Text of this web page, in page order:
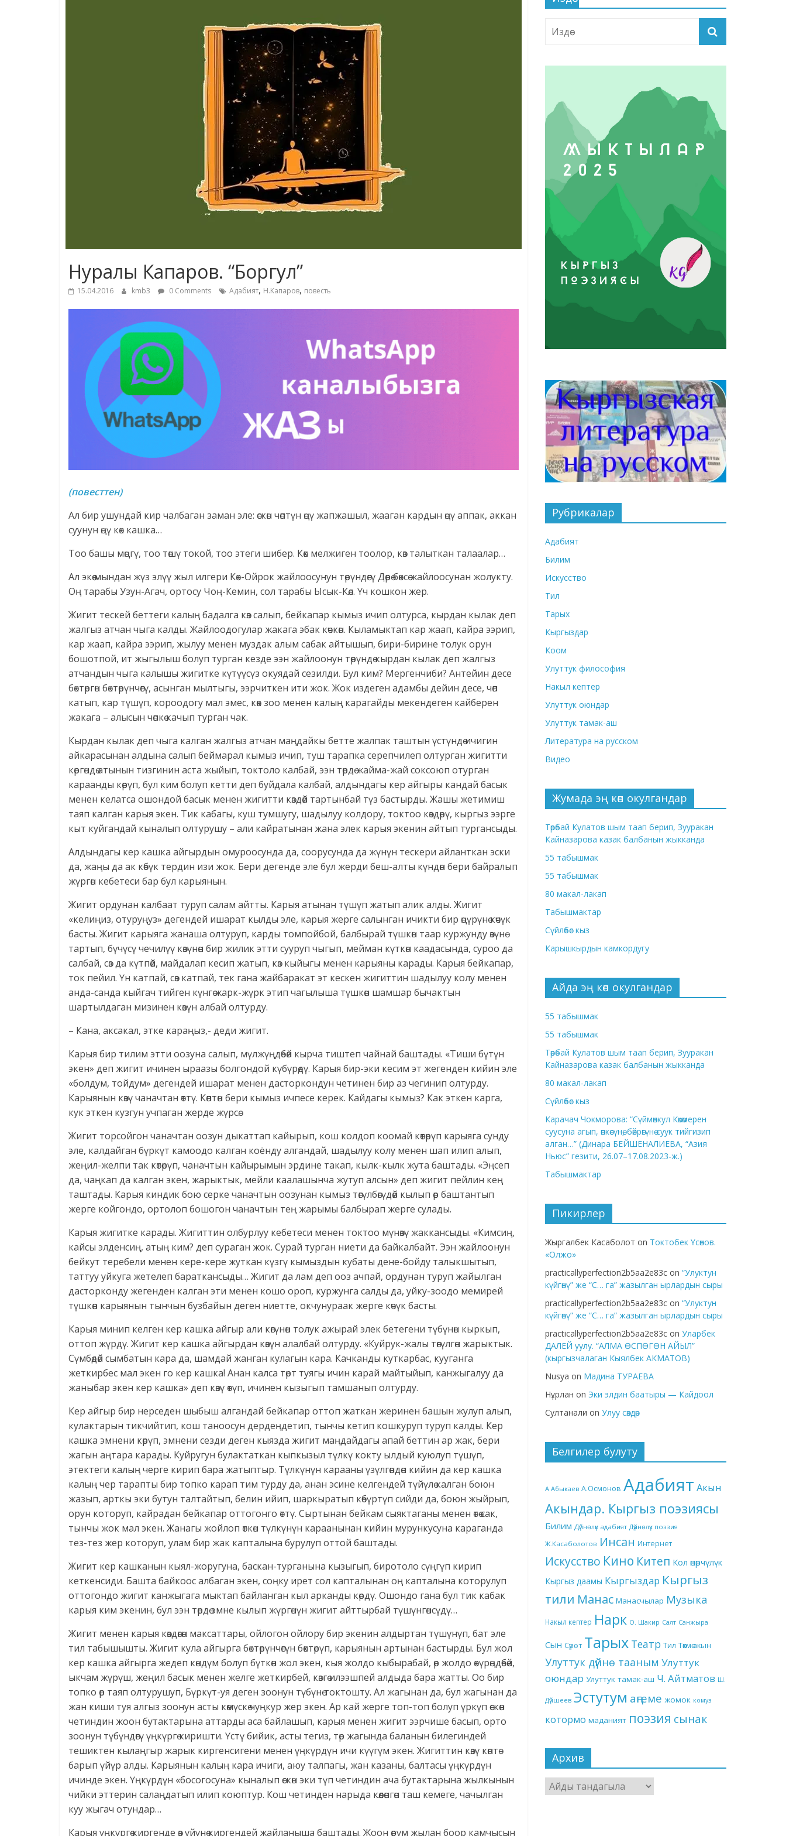
Нуралы Капаров. “Боргул”
15.04.2016 kmb3 0 Comments Адабият, Н.Капаров, повесть
(повесттен)
Ал бир ушундай кир чалбаган заман эле: өскөн чөптүн өңү жапжашыл, жааган кардын өңү аппак, аккан
суунун өңү көк кашка…
Тоо башы мөңгү, тоо төшү токой, тоо этеги шибер. Көк мелжиген тоолор, көз талыткан талаалар…
Ал экөө мындан жүз элүү жыл илгери Көк-Ойрок жайлоосунун төрүндөгү Дөрө бөксө жайлоосунан жолукту.
Оң тарабы Узун-Агач, ортосу Чоң-Кемин, сол тарабы Ысык-Көл. Үч кошкон жер.
Жигит тескей беттеги калың бадалга көз салып, бейкапар кымыз ичип олтурса, кырдан кылак деп
жалгыз атчан чыга калды. Жайлоодогулар жакага эбак көчкөн. Кыламыктап кар жаап, кайра ээрип,
кар жаап, кайра ээрип, жылуу менен муздак алым сабак айтышып, бири-бирине толук орун
бошотпой, ит жыгылыш болуп турган кезде ээн жайлоонун төрүндө кырдан кылак деп жалгыз
атчандын чыга калышы жигитке күтүүсүз окуядай сезилди. Бул ким? Мергенчиби? Антейин десе
бөктөргөн бөктөрүнчөгү, асынган мылтыгы, ээрчиткен ити жок. Жок издеген адамбы дейин десе, чөп
катып, кар түшүп, короодогу мал эмес, көк зоо менен калың карагайды мекендеген кайберен
жакага – алысын чөпкө качып турган чак.
Кырдан кылак деп чыга калган жалгыз атчан маңдайкы бетте жалпак таштын үстүндө ичигин
айкарасынан алдына салып беймарал кымыз ичип, туш тарапка серепчилеп олтурган жигитти
көргөндө атынын тизгинин аста жыйып, токтоло калбай, ээн төрдө жайма-жай соксоюп отурган
караанды көрүп, бул ким болуп кетти деп буйдала калбай, алдындагы кер айгыры кандай басык
менен келатса ошондой басык менен жигитти көздөй тартынбай түз бастырды. Жашы жетимиш
таяп калган карыя экен. Тик кабагы, куш тумшугу, шадылуу колдору, токтоо көздөрү, кыргыз ээрге
кыт куйгандай кыналып олтурушу – али кайратынан жана элек карыя экенин айтып тургансыды.
Алдындагы кер кашка айгырдын омуроосунда да, соорусунда да жүнүн тескери айланткан эски
да, жаңы да ак көбүк тердин изи жок. Бери дегенде эле бул жерди беш-алты күндөн бери байралып
жүргөн кебетеси бар бул карыянын.
Жигит ордунан калбаат туруп салам айтты. Карыя атынан түшүп жатып алик алды. Жигит
«келиңиз, отуруңуз» дегендей ишарат кылды эле, карыя жерге салынган ичикти бир өңүрүнө көчүк
басты. Жигит карыяга жанаша олтуруп, карды томпойбой, балбырай түшкөн таар куржунду өзүнө
тартып, бүчүсү чечилүү көзүнөн бир жилик этти сууруп чыгып, мейман күткөн каадасында, суроо да
салбай, сөз да күтпөй, майдалап кесип жатып, көз кыйыгы менен карыяны карады. Карыя бейкапар,
ток пейил. Үн катпай, сөз катпай, тек гана жайбаракат эт кескен жигиттин шадылуу колу менен
анда-санда кыйгач тийген күнгө жарк-жүрк этип чагылыша түшкөн шамшар бычактын
шартылдаган мизинен көзүн албай олтурду.
– Кана, аксакал, этке караңыз,- деди жигит.
Карыя бир тилим этти оозуна салып, мүлжүңдөбөй кырча тиштеп чайнай баштады. «Тиши бүтүн
экен» деп жигит ичинен ыраазы болгондой күбүрөдү. Карыя бир-эки кесим эт жегенден кийин эле
«болдум, тойдум» дегендей ишарат менен дасторкондун четинен бир аз чегинип олтурду.
Карыянын көзү чаначтан өттү. Көптөн бери кымыз ичпесе керек. Кайдагы кымыз? Как эткен карга,
кук эткен кузгун учпаган жерде жүрсө.
Жигит торсойгон чаначтан оозун дыкаттап кайырып, кош колдоп коомай көтөрүп карыяга сунду
эле, калдайган бүркүт камоодо калган коёнду алгандай, шадылуу колу менен шап илип алып,
жеңил-желпи так көтөрүп, чаначтын кайырымын эрдине такап, кылк-кылк жута баштады. «Эңсеп
да, чаңкап да калган экен, жарыктык, мейли каалашынча жутуп алсын» деп жигит пейлин кең
таштады. Карыя киндик бою серке чаначтын оозунан кымыз төгүлбөгүдөй кылып өр баштантып
жерге койгондо, ортолоп бошогон чаначтын тең жарымы балбырап жерге сулады.
Карыя жигитке карады. Жигиттин олбурлуу кебетеси менен токтоо мүнөзү жаккансыды. «Кимсиң,
кайсы элденсиң, атың ким? деп сураган жок. Сурай турган ниети да байкалбайт. Ээн жайлоонун
бейкут теребели менен кере-кере жуткан күзгү кымыздын кубаты дене-бойду талыкшытып,
таттуу уйкуга жетелеп бараткансыды… Жигит да лам деп ооз ачпай, ордунан туруп жайылган
дасторконду жегенден калган эти менен кошо ороп, куржунга салды да, уйку-зоодо мемирей
түшкөн карыянын тынчын бузбайын деген ниетте, окчунураак жерге көчүк басты.
Карыя минип келген кер кашка айгыр али көгүнөн толук ажырай элек бетегени түбүнөн кыркып,
оттоп жүрдү. Жигит кер кашка айгырдан көзүн алалбай олтурду. «Куйрук-жалы төгүлгөн жарыктык.
Сүмбөдөй сымбатын кара да, шамдай жанган кулагын кара. Качканды куткарбас, кууганга
жеткирбес мал экен го кер кашка! Анан калса төрт туягы ичин карай майтыйып, канжыгалуу да
жаныбар экен кер кашка» деп көзү өтүп, ичинен кызыгып тамшанып олтурду.
Кер айгыр бир нерседен шыбыш алгандай бейкапар оттоп жаткан жеринен башын жулуп алып,
кулактарын тикчийтип, кош таноосун дердеңдетип, тынчы кетип кошкуруп туруп калды. Кер
кашка эмнени көрүп, эмнени сезди деген кыязда жигит маңдайдагы апай беттин ар жак, бери
жагын аңтара карады. Куйругун булактаткан кыпкызыл түлкү кокту ылдый куюлуп түшүп,
этектеги калың черге кирип бара жатыптыр. Түлкүнүн карааны үзүлгөндөн кийин да кер кашка
калың чер тарапты бир топко карап тим турду да, анан эсине келгендей түйүлө калган боюн
жазып, арткы эки бутун талтайтып, белин ийип, шаркыратып көбүртүп сийди да, боюн жыйрып,
орун которуп, кайрадан бейкапар оттогонго өттү. Сыртынан бейкам сыяктаганы менен өтө сак,
тынчы жок мал экен. Жанагы жойлоп өткөн түлкүнүн караанынан кийин мурункусуна караганда
тез-тез жер которуп, улам бир жак капталына бурулуп оттой баштады.
Жигит кер кашканын кыял-жоругуна, баскан-турганына кызыгып, биротоло сүңгүп кирип
кеткенсиди. Башта байкоос албаган экен, соңку ирет сол капталынан оң капталына которулуп
оттогондо жигит канжыгага мыктап байланган кыл арканды көрдү. Ошондо гана бул тик кабак
карыя ким экенин, бул ээн төрдө эмне кылып жүргөнүн жигит айттырбай түшүнгөнсүдү…
Жигит менен карыя көздөгөн максаттары, ойлогон ойлору бир экенин алдыртан түшүнүп, бат эле
тил табышышты. Жигит кула айгырга бөктөрүнчөгүн бөктөрүп, карыянын артынан бастырды. Бул жол
кер кашка айгырга жедеп көндүм болуп бүткөн жол экен, кыя жолдо кыбырабай, өр жолдо өкүрөңдөбөй,
ыкчам жүрүш, жеңил басык менен желге жеткирбей, көзгө илээшпей алдыда бара жатты. Оо бир
топко өр таяп олтурушуп, Бүркүт-уя деген зоонун түбүнө токтошту. Ал жагынан да, бул жагынан да
жан киши туя алгыз зоонун асты көмүскө чуңкур жер экен. Ар кай жерге топ-топ болуп үркүп өскөн
четиндин жоон бутактарына аттарды аса байлашып, карыя менен жигит ээрчише басып, орто
зоонун түбүндөгү үңкүргө киришти. Үстү бийик, асты тегиз, төр жагында баланын билегиндей
тешиктен кылаңгыр жарык киргенсигени менен үңкүрдүн ичи күүгүм экен. Жигиттин көзү көптө
барып үйүр алды. Карыянын калың кара ичиги, аюу талпагы, жан казаны, балтасы үңкүрдүн
ичинде экен. Үңкүрдүн «босогосуна» кыналып өскөн эки түп четиндин ача бутактарына жылкынын
чийки эттерин салаңдатып илип коюптур. Кош четинден нарыда көөлөнгөн таш кемеге, чачылган
куу жыгач отундар…
Карыя үңкүргө киргенде өз үйүнө киргендей жайланыша баштады. Жоон өрүм жылан боор камчысын
Рубрикалар
Адабият
Билим
Искусство
Тил
Тарых
Кыргыздар
Коом
Улуттук философия
Накыл кептер
Улуттук оюндар
Улуттук тамак-аш
Литература на русском
Видео
Жумада эң көп окулгандар
Төрөбай Кулатов шым таап берип, Зууракан
Кайназарова казак балбанын жыкканда
55 табышмак
55 табышмак
80 макал-лакап
Табышмактар
Сүйлөбөс кыз
Карышкырдын камкордугу
Айда эң көп окулгандар
55 табышмак
55 табышмак
Төрөбай Кулатов шым таап берип, Зууракан
Кайназарова казак балбанын жыкканда
80 макал-лакап
Сүйлөбөс кыз
Карачач Чокморова: “Сүймөнкул Көкөмерен
суусуна агып, өпкөсүнө, бөйрөгүнө суук тийгизип
алган…” (Динара БЕЙШЕНАЛИЕВА, “Азия
Ньюс” гезити, 26.07–17.08.2023-ж.)
Табышмактар
Пикирлер
Жыргалбек Касаболот on Токтобек Үсөнов.
«Олжо»
practicallyperfection2b5aa2e83c on “Улуктун
күйгөнү” же “С… га” жазылган ырлардын сыры
practicallyperfection2b5aa2e83c on “Улуктун
күйгөнү” же “С… га” жазылган ырлардын сыры
practicallyperfection2b5aa2e83c on Уларбек
ДАЛЕЙ уулу. “АЛМА ӨСПӨГӨН АЙЫЛ”
(кыргызчалаган Кыялбек АКМАТОВ)
Nusya on Мадина ТУРАЕВА
Нұрлан on Эки элдин баатыры — Кайдоол
Султанали on Улуу сөздөр
Белгилер булуту
А.Абыкаев А.Осмонов Адабият Акын
Акындар. Кыргыз поэзиясы
Билим Дүйнөлүк адабият Дүйнөлүк поэзия
Ж.Касаболотов Инсан Интернет
Искусство Кино Китеп Кол өнөрчүлүк
Кыргыз даамы Кыргыздар Кыргыз
тили Манас Манасчылар Музыка
Накыл кептер Нарк О. Шакир Салт Санжыра
Сын Сүрөт Тарых Театр Тил Төкмө акын
Улуттук дүйнө тааным Улуттук
оюндар Улуттук тамак-аш Ч. Айтматов Ш.
Дүйшеев Эстутум аңгеме жомок комуз
котормо маданият поэзия сынак
Архив
Архив